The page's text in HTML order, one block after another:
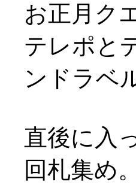
お正月ク
テレポと
ンドラベ
直後に入
回札集め。